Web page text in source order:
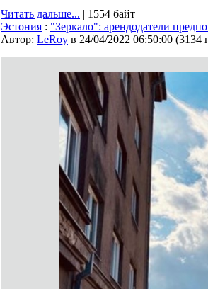
Читать дальше... | 1554 байт
Эстония : "Зеркало": арендодатели
Автор: LeRoy в 24/04/2022 06:50:00 (3134